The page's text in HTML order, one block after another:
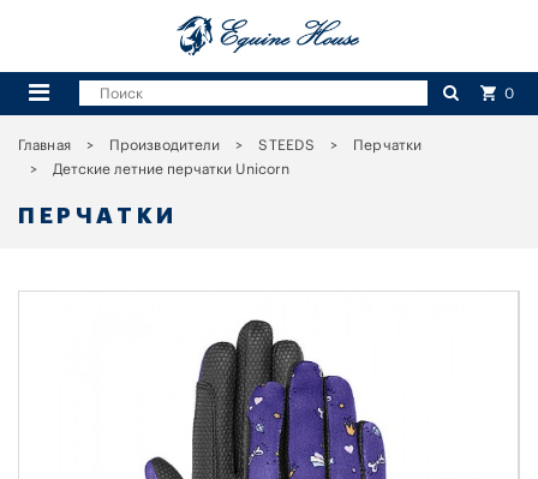
0
Главная Производители STEEDS
Перчатки
Детские летние перчатки Unicorn
ПЕРЧАТКИ